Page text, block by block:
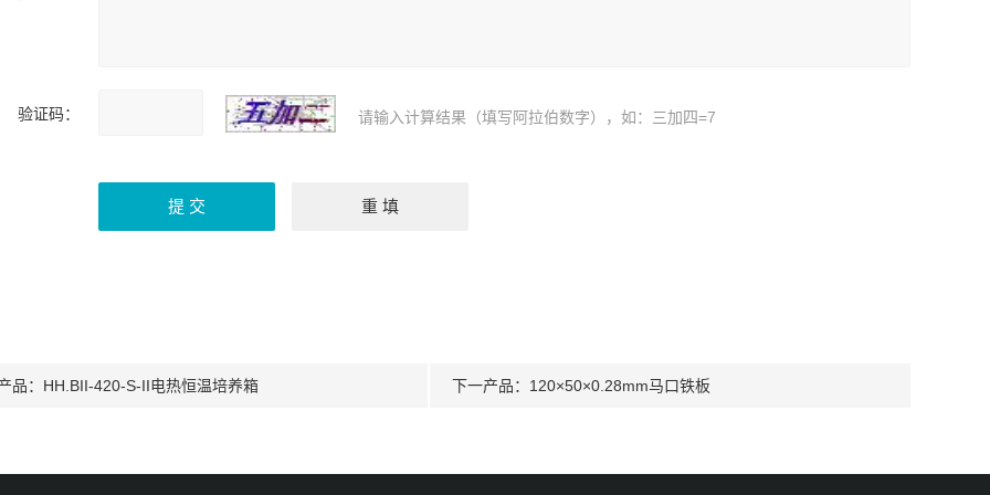
验证码： 请输入计算结果（填写阿拉伯数字），如：三加四=7
品： HH.BII-420-S-II电热恒温培养箱 下一产品： 120×50×0.28mm马口铁板